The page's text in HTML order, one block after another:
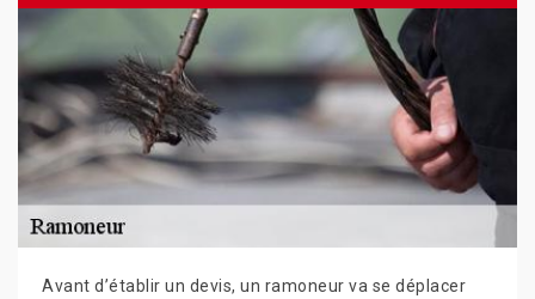
Avant d’établir un devis, un ramoneur va se déplacer